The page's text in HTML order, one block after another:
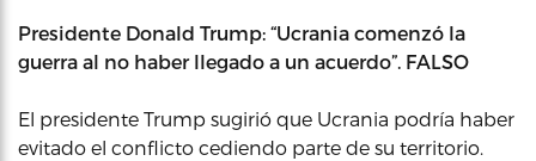
Presidente Donald Trump: “Ucrania comenzó la
guerra al no haber llegado a un acuerdo”. FALSO
El presidente Trump sugirió que Ucrania podría haber
evitado el conflicto cediendo parte de su territorio.